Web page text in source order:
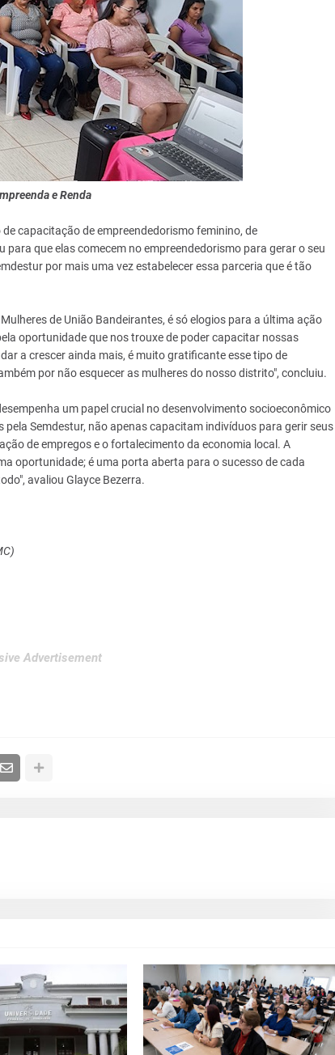
e Renda
capacitação de empreendedorismo feminino, de
que elas comecem no empreendedorismo para gerar o seu
por mais uma vez estabelecer essa parceria que é tão
de União Bandeirantes, é só elogios para a última ação
oportunidade que nos trouxe de poder capacitar nossas
a crescer ainda mais, é muito gratificante esse tipo de
por não esquecer as mulheres do nosso distrito", concluiu.
um papel crucial no desenvolvimento socioeconômico
Semdestur, não apenas capacitam indivíduos para gerir seus
de empregos e o fortalecimento da economia local. A
oportunidade; é uma porta aberta para o sucesso de cada
avaliou Glayce Bezerra.
Advertisement